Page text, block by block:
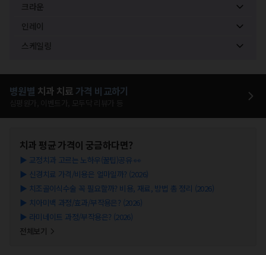
크라운
인레이
스케일링
병원별 치과 치료 가격 비교하기
치과 평균 가격이 궁금하다면?
▶ 교정치과 고르는 노하우(꿀팁)공유 👀
▶ 신경치료 가격/비용은 얼마일까? (2026)
▶ 치조골이식수술 꼭 필요할까? 비용, 재료, 방법 총 정리 (2026)
▶ 치아미백 과정/효과/부작용은? (2026)
▶ 라미네이트 과정/부작용은? (2026)
전체보기